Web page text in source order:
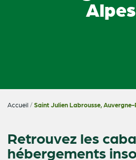
Alpes
Accueil /Saint Julien Labrousse,
Retrouvez les
hébergements